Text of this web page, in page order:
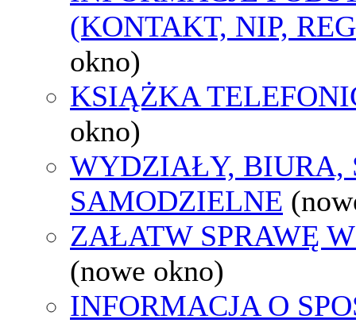
(KONTAKT, NIP,
okno)
KSIĄŻKA
okno)
WYDZIAŁY, BIURA,
SAMODZIELNE
ZAŁATW SPRAWĘ
(nowe okno)
INFORMACJA O